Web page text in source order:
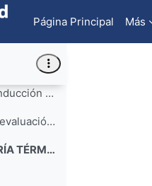
Página Principal
Más
Vídeo docente 1: Conducción transitoria: sistemas de capacidad (Parte 1)
Vídeo docente 2: Conducción transitoria: sistemas de capacidad (Parte 2)
Cuestionario de autoevaluación - Conducción transitoria
BLOQUE 2 - INGENIERÍA TÉRMICA: Tema 4. Transmisión de calor - Convección forzada con flujo externo